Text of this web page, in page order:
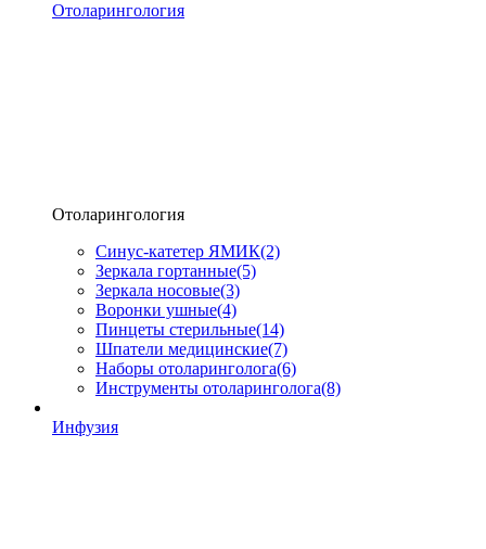
Отоларингология
Отоларингология
Синус-катетер ЯМИК(2)
Зеркала гортанные(5)
Зеркала носовые(3)
Воронки ушные(4)
Пинцеты стерильные(14)
Шпатели медицинские(7)
Наборы отоларинголога(6)
Инструменты отоларинголога(8)
Инфузия